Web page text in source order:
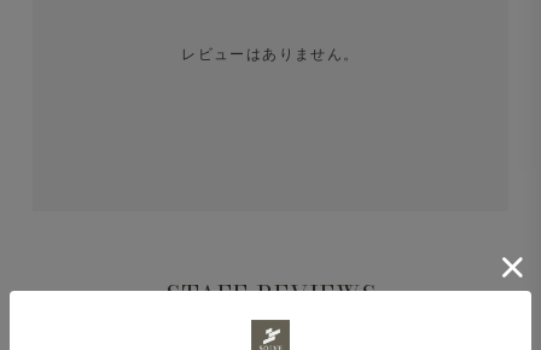
洗練されていながら、どこか余裕を感じる一
レビューはありません。
STAFF REVIEWS
スタッフレビュー